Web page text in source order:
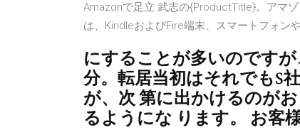
Amazonで足立 武志の{ProductTitle}。アマ
は、KindleおよびFire端末、スマートフォン
にすることが多いのです
分。転居当初はそれでもS
が、次 第に出かけるのが
るようにな ります。 お客